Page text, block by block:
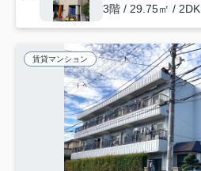
3階 / 29.75㎡ / 2DK
賃貸マンション